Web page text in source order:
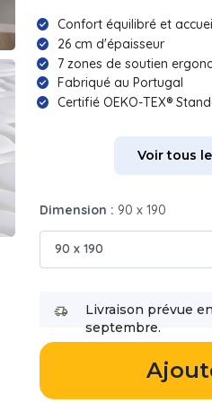
Confort équilibré et
26 cm d'épaisseur
7 zones de soutien
Fabriqué au Portugal
Certifié OEKO-TEX®
Voir tous
Dimension : 90 x 190
90 x 190
Livraison prévue
septembre.